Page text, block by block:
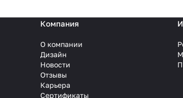
Компания
О компании
Дизайн
Новости
Отзывы
Карьера
Сертификаты